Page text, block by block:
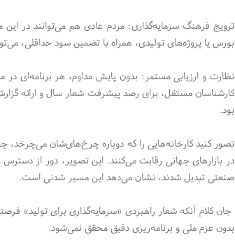
ترویج فرهنگ سرمایه‌گذاری: مردم عادی هم می‌توانند در
بورس یا پروژه‌های تولیدی، همراه با تضمین سود حداقلی،
نظارت و ارزیابی مستمر: بدون پایش مداوم، هر
کارشناسان مستقل، برای رصد پیشرفت شعار سال و ارائه
بود.
تصور کنید کارخانه‌هایی را که دوباره چرخ‌های‌شان
در بازار‌های جهانی رقابت می‌کنند. این تصویر، دور از
صنعتی تبدیل شدند، نشان می‌دهد این مسیر شدنی است.
جان کلام آنکه شعار راهبردی «سرمایه‌گذاری برای تولید»
بدون عزم ملی و برنامه‌ریزی دقیق محقق نمی‌شود.